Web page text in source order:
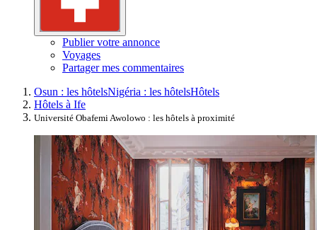
Publier votre annonce
Voyages
Partager mes commentaires
Osun : les hôtelsNigéria : les hôtelsHôtels
Hôtels à Ife
Université Obafemi Awolowo : les hôtels à proximité